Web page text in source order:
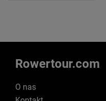
Rowertour.com
O nas